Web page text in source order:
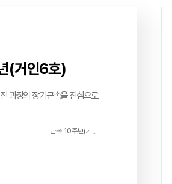
(거인6호)
과장의 장기근속을 진심으로